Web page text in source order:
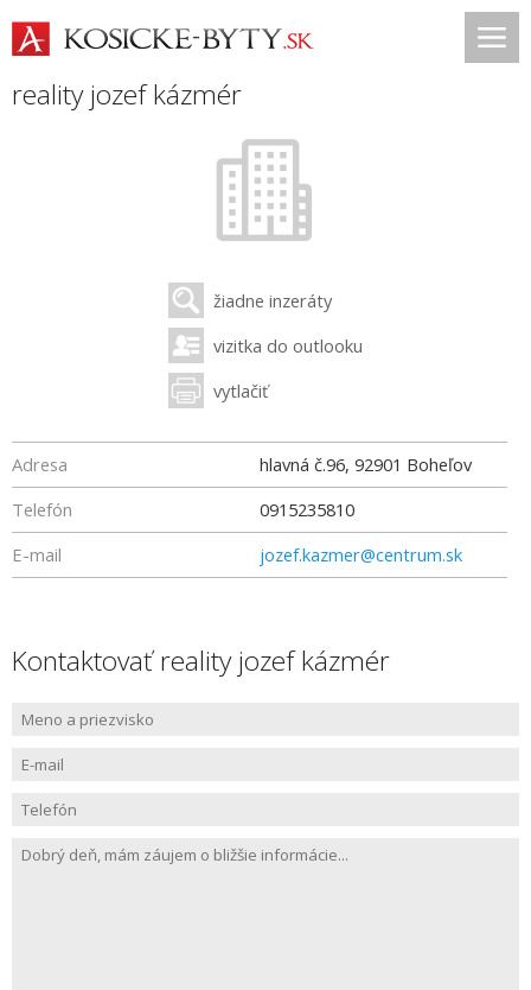
reality jozef kázmér
žiadne inzeráty
vizitka do outlooku
vytlačiť
Adresa hlavná č.96, 92901 Boheľov
Telefón
0915235810
E-mail
jozef.kazmer@centrum.sk
Kontaktovať reality jozef kázmér